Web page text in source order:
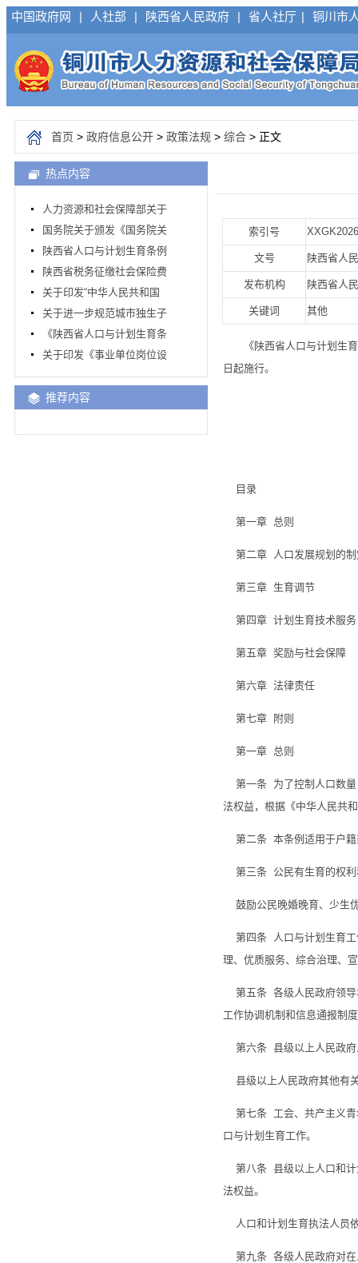
中国政府网 | 人社部 | 陕西省人民政府 | 省人社厅 | 铜川市
首页 > 政府信息公开 > 政策法规 > 综合 > 正文
热点内容
人力资源和社会保障部关于
国务院关于颁发《国务院关
陕西省人口与计划生育条例
陕西省税务征缴社会保险费
关于印发“中华人民共和国
关于进一步规范城市独生子
《陕西省人口与计划生育条
关于印发《事业单位岗位设
推荐内容
索引号
文号 陕西省人
发布机构 陕西省人
关键词 其他
《陕西省人口与计划生育
日起施行。
目录
第一章 总则
第二章 人口发展规划的制
第三章 生育调节
第四章 计划生育技术服务
第五章 奖励与社会保障
第六章 法律责任
第七章 附则
第一章 总则
第一条 为了控制人口数量
法权益，根据《中华人民共
第二条 本条例适用于户籍
第三条 公民有生育的权利
鼓励公民晚婚晚育、少生
第四条 人口与计划生育工
理、优质服务、综合治理、
第五条 各级人民政府领导
工作协调机制和信息通报制
第六条 县级以上人民政府
县级以上人民政府其他有
第七条 工会、共产主义青
口与计划生育工作。
第八条 县级以上人口和计
法权益。
人口和计划生育执法人员
第九条 各级人民政府对在